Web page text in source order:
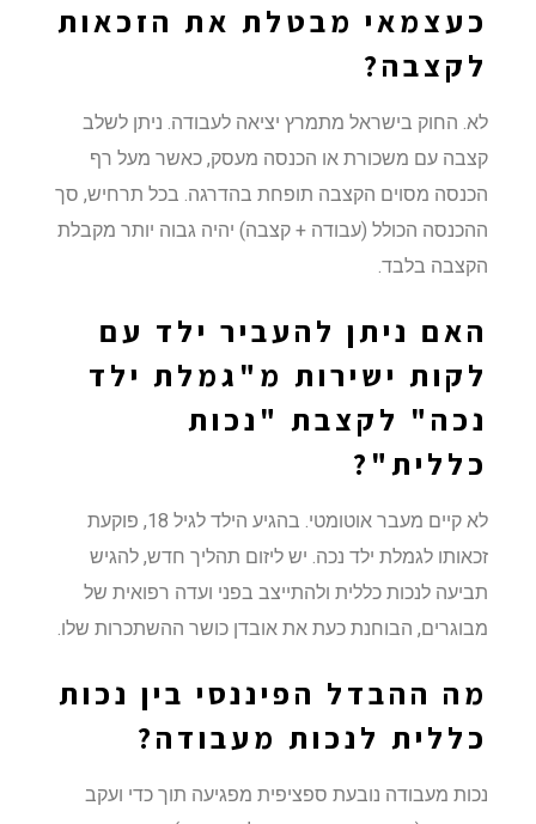
כעצמאי מבטלת את הזכאות
לקצבה?
לא. החוק בישראל מתמרץ יציאה לעבודה. ניתן לשלב
קצבה עם משכורת או הכנסה מעסק, כאשר מעל רף
הכנסה מסוים הקצבה תופחת בהדרגה. בכל תרחיש, סך
ההכנסה הכולל (עבודה + קצבה) יהיה גבוה יותר מקבלת
הקצבה בלבד.
האם ניתן להעביר ילד עם
לקות ישירות מ"גמלת ילד
נכה" לקצבת "נכות
כללית"?
לא קיים מעבר אוטומטי. בהגיע הילד לגיל 18, פוקעת
זכאותו לגמלת ילד נכה. יש ליזום תהליך חדש, להגיש
תביעה לנכות כללית ולהתייצב בפני ועדה רפואית של
מבוגרים, הבוחנת כעת את אובדן כושר ההשתכרות שלו.
מה ההבדל הפיננסי בין נכות
כללית לנכות מעבודה?
נכות מעבודה נובעת ספציפית מפגיעה תוך כדי ועקב